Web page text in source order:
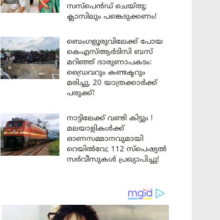
സസ്പെൻഡ് ചെയ്തു;
ക്ലാസിലും പങ്കെടുക്കണം!
ബെംഗളൂരുവിലേക്ക് പോയ
കെഎസ്ആർടിസി ബസ്
മറിഞ്ഞ് ദാരുണാപകടം:
ഡ്രൈവറും കണ്ടക്ടറും
മരിച്ചു, 20 യാത്രക്കാർക്ക്
പരുക്ക്!
നാട്ടിലേക്ക് വണ്ടി കിട്ടും !
മലയാളികൾക്ക്
ഓണസമ്മാനവുമായി
റെയിൽവേ; 112 സ്പെഷ്യൽ
സർവീസുകൾ പ്രഖ്യാപിച്ചു!